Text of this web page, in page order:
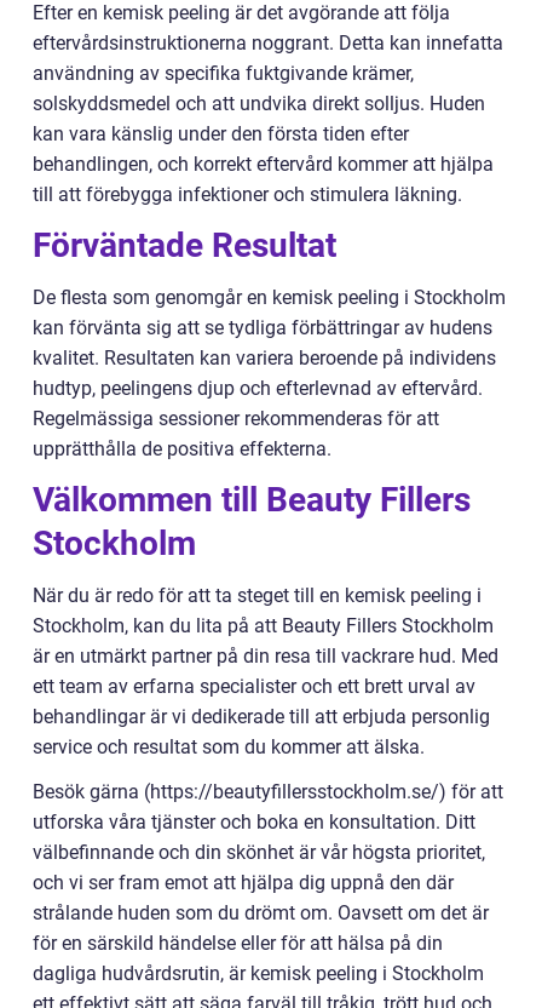
Efter en kemisk peeling är det avgörande att följa
eftervårdsinstruktionerna noggrant. Detta kan innefatta
användning av specifika fuktgivande krämer,
solskyddsmedel och att undvika direkt solljus. Huden
kan vara känslig under den första tiden efter
behandlingen, och korrekt eftervård kommer att hjälpa
till att förebygga infektioner och stimulera läkning.
Förväntade Resultat
De flesta som genomgår en kemisk peeling i Stockholm
kan förvänta sig att se tydliga förbättringar av hudens
kvalitet. Resultaten kan variera beroende på individens
hudtyp, peelingens djup och efterlevnad av eftervård.
Regelmässiga sessioner rekommenderas för att
upprätthålla de positiva effekterna.
Välkommen till Beauty Fillers
Stockholm
När du är redo för att ta steget till en kemisk peeling i
Stockholm, kan du lita på att Beauty Fillers Stockholm
är en utmärkt partner på din resa till vackrare hud. Med
ett team av erfarna specialister och ett brett urval av
behandlingar är vi dedikerade till att erbjuda personlig
service och resultat som du kommer att älska.
Besök gärna (https://beautyfillersstockholm.se/) för att
utforska våra tjänster och boka en konsultation. Ditt
välbefinnande och din skönhet är vår högsta prioritet,
och vi ser fram emot att hjälpa dig uppnå den där
strålande huden som du drömt om. Oavsett om det är
för en särskild händelse eller för att hälsa på din
dagliga hudvårdsrutin, är kemisk peeling i Stockholm